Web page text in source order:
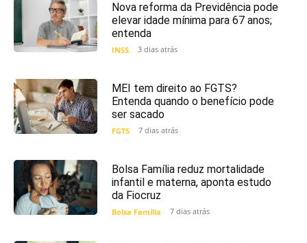
Nova reforma da Previdência pode
elevar idade mínima para 67 anos;
entenda
INSS 3 dias atrás
MEI tem direito ao FGTS?
Entenda quando o benefício pode
ser sacado
FGTS 7 dias atrás
Bolsa Família reduz mortalidade
infantil e materna, aponta estudo
da Fiocruz
Bolsa Família 7 dias atrás